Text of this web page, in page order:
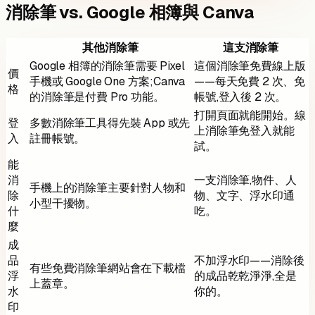
消除筆 vs. Google 相簿與 Canva
其他消除筆
這支消除筆
價
格
Google 相簿的消除筆需要 Pixel
手機或 Google One 方案;Canva
的消除筆是付費 Pro 功能。
這個消除筆免費線上版
——每天免費 2 次、免
帳號,登入後 2 次。
登
入
多數消除筆工具得先裝 App 或先
註冊帳號。
打開頁面就能開始。線
上消除筆免登入就能
試。
能
消
除
什
麼
手機上的消除筆主要針對人物和
小型干擾物。
一支消除筆,物件、人
物、文字、浮水印通
吃。
成
品
浮
水
印
有些免費消除筆網站會在下載檔
上蓋章。
不加浮水印——消除後
的成品乾乾淨淨,全是
你的。